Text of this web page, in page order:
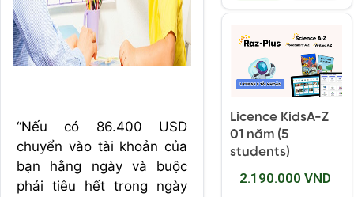
“Nếu có 86.400 USD
chuyển vào tài khoản của
bạn hằng ngày và buộc
phải tiêu hết trong ngày
Licence KidsA-Z
01 năm (5
students)
2.190.000 VND